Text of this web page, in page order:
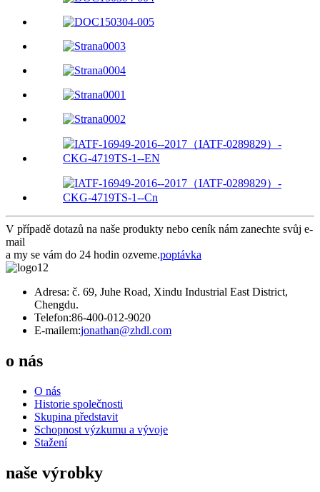
V případě dotazů na naše produkty nebo ceník nám zanechte svůj e-
mail
a my se vám do 24 hodin ozveme.poptávka
Adresa: č. 69, Juhe Road, Xindu Industrial East District,
Chengdu.
Telefon:86-400-012-9020
E-mailem:jonathan@zhdl.com
o nás
O nás
Historie společnosti
Skupina představit
Schopnost výzkumu a vývoje
Stažení
naše výrobky